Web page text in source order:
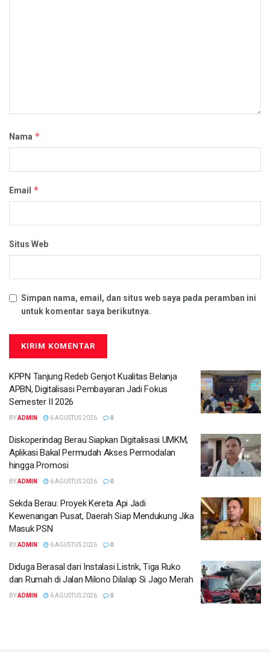
Nama *
Email *
Situs Web
Simpan nama, email, dan situs web saya pada peramban ini
untuk komentar saya berikutnya.
KPPN Tanjung Redeb Genjot Kualitas Belanja
APBN, Digitalisasi Pembayaran Jadi Fokus
Semester II 2026
BYADMIN 6 AGUSTUS 2026 0
Diskoperindag Berau Siapkan Digitalisasi UMKM,
Aplikasi Bakal Permudah Akses Permodalan
hingga Promosi
BYADMIN 6 AGUSTUS 2026 0
Sekda Berau: Proyek Kereta Api Jadi
Kewenangan Pusat, Daerah Siap Mendukung Jika
Masuk PSN
BYADMIN 6 AGUSTUS 2026 0
Diduga Berasal dari Instalasi Listrik, Tiga Ruko
dan Rumah di Jalan Milono Dilalap Si Jago Merah
BYADMIN 6 AGUSTUS 2026 0